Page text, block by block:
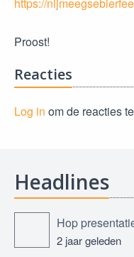
Proost!
Reacties
Log in om de reacties
Headlines
Hop
2 jaar geleden